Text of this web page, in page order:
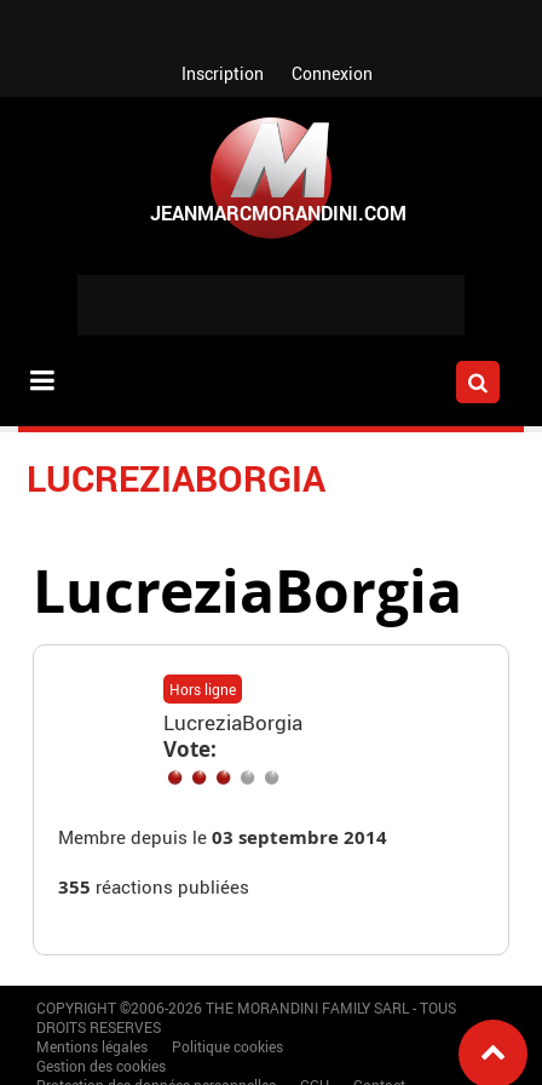
Inscription Connexion
LUCREZIABORGIA
LucreziaBorgia
Hors ligne
LucreziaBorgia
Vote:
Membre depuis le03 septembre 2014
355 réactions publiées
COPYRIGHT ©2006-2026 THE MORANDINI FAMILY SARL - TOUS
DROITS RESERVES
Mentions légales
Politique cookies
Gestion des cookies